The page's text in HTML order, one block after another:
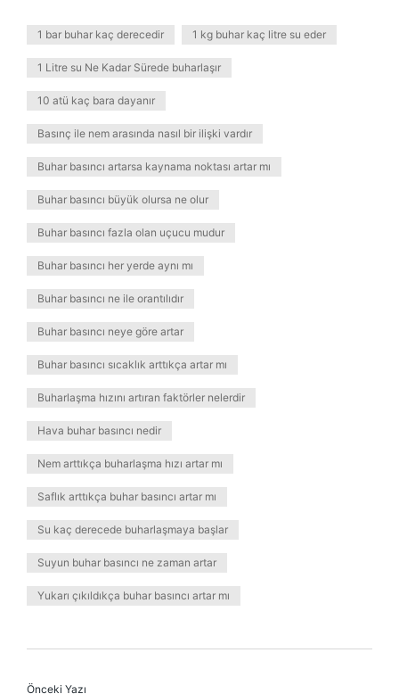
1 bar buhar kaç derecedir 1 kg buhar kaç litre su eder
1 Litre su Ne Kadar Sürede buharlaşır
10 atü kaç bara dayanır
Basınç ile nem arasında nasıl bir ilişki vardır
Buhar basıncı artarsa kaynama noktası artar mı
Buhar basıncı büyük olursa ne olur
Buhar basıncı fazla olan uçucu mudur
Buhar basıncı her yerde aynı mı
Buhar basıncı ne ile orantılıdır
Buhar basıncı neye göre artar
Buhar basıncı sıcaklık arttıkça artar mı
Buharlaşma hızını artıran faktörler nelerdir
Hava buhar basıncı nedir
Nem arttıkça buharlaşma hızı artar mı
Saflık arttıkça buhar basıncı artar mı
Su kaç derecede buharlaşmaya başlar
Suyun buhar basıncı ne zaman artar
Yukarı çıkıldıkça buhar basıncı artar mı
Önceki Yazı